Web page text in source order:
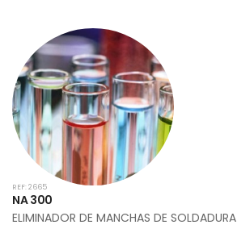
REF: 2665
NA 300
ELIMINADOR DE MANCHAS DE SOLDADURA